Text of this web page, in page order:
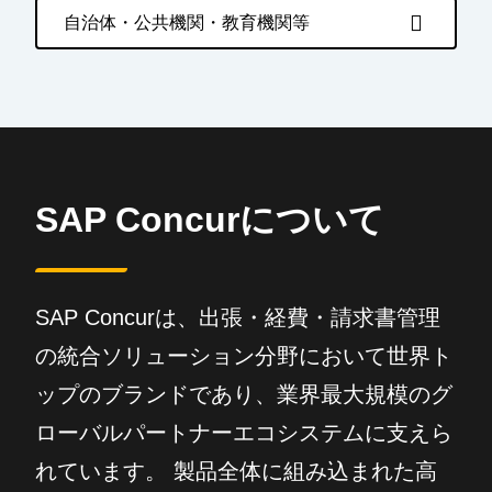
自治体・公共機関・教育機関等
SAP Concurについて
SAP Concurは、出張・経費・請求書管理
の統合ソリューション分野において世界ト
ップのブランドであり、業界最大規模のグ
ローバルパートナーエコシステムに支えら
れています。 製品全体に組み込まれた高